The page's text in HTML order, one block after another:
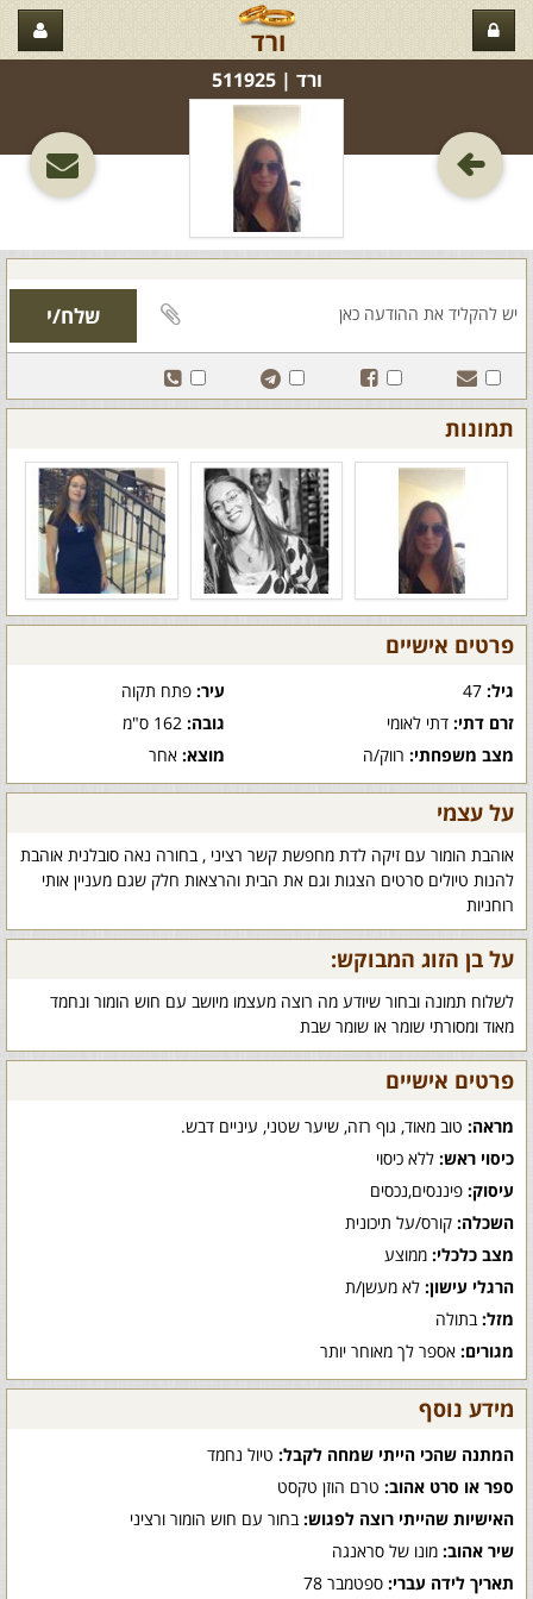
ורד
ורד‏ | 511925
תמונות
פרטים אישיים
גיל: עיר:פתח תקוה
זרם דתי: דתי לאומי גובה:162 ס"מ
מצב משפחתי: רווק/ה מוצא:אחר
על עצמי
אוהבת הומור עם זיקה לדת מחפשת קשר רציני , בחורה נאה סובלנית אוהבת
להנות טיולים סרטים הצגות וגם את הבית והרצאות חלק שגם מעניין אותי
רוחניות
על בן הזוג המבוקש:
לשלוח תמונה ובחור שיודע מה רוצה מעצמו מיושב עם חוש הומור ונחמד
מאוד ומסורתי שומר או שומר שבת
פרטים אישיים
מראה: טוב מאוד, גוף רזה, שיער שטני, עיניים דבש.
כיסוי ראש: ללא כיסוי
עיסוק: פיננסים,נכסים
השכלה: קורס/על תיכונית
מצב כלכלי: ממוצע
הרגלי עישון: לא מעשן/ת
מזל: בתולה
מגורים: אספר לך מאוחר יותר
מידע נוסף
המתנה שהכי הייתי שמחה לקבל: טיול נחמד
ספר או סרט אהוב: טרם הוזן טקסט
האישיות שהייתי רוצה לפגוש: בחור עם חוש הומור ורציני
שיר אהוב: מונו של סראנגה
תאריך לידה עברי: ספטמבר 78